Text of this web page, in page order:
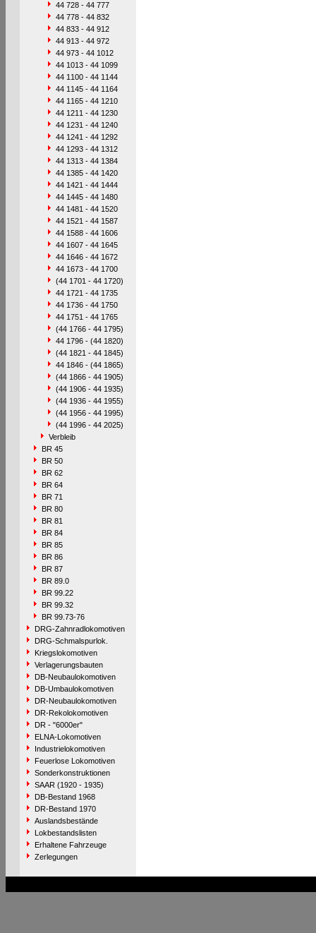
44 728 - 44 777
44 778 - 44 832
44 833 - 44 912
44 913 - 44 972
44 973 - 44 1012
44 1013 - 44 1099
44 1100 - 44 1144
44 1145 - 44 1164
44 1165 - 44 1210
44 1211 - 44 1230
44 1231 - 44 1240
44 1241 - 44 1292
44 1293 - 44 1312
44 1313 - 44 1384
44 1385 - 44 1420
44 1421 - 44 1444
44 1445 - 44 1480
44 1481 - 44 1520
44 1521 - 44 1587
44 1588 - 44 1606
44 1607 - 44 1645
44 1646 - 44 1672
44 1673 - 44 1700
(44 1701 - 44 1720)
44 1721 - 44 1735
44 1736 - 44 1750
44 1751 - 44 1765
(44 1766 - 44 1795)
44 1796 - (44 1820)
(44 1821 - 44 1845)
44 1846 - (44 1865)
(44 1866 - 44 1905)
(44 1906 - 44 1935)
(44 1936 - 44 1955)
(44 1956 - 44 1995)
(44 1996 - 44 2025)
Verbleib
BR 45
BR 50
BR 62
BR 64
BR 71
BR 80
BR 81
BR 84
BR 85
BR 86
BR 87
BR 89.0
BR 99.22
BR 99.32
BR 99.73-76
DRG-Zahnradlokomotiven
DRG-Schmalspurlok.
Kriegslokomotiven
Verlagerungsbauten
DB-Neubaulokomotiven
DB-Umbaulokomotiven
DR-Neubaulokomotiven
DR-Rekolokomotiven
DR - "6000er"
ELNA-Lokomotiven
Industrielokomotiven
Feuerlose Lokomotiven
Sonderkonstruktionen
SAAR (1920 - 1935)
DB-Bestand 1968
DR-Bestand 1970
Auslandsbestände
Lokbestandslisten
Erhaltene Fahrzeuge
Zerlegungen